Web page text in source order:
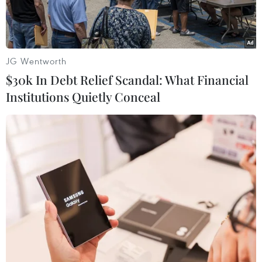
Một phụ nữ bị mắc bệnh béo phì tại Chicago, bang Illinois, Mỹ.
(Ảnh: AFP/TTXVN)_
Một nghiên cứu của nhóm nhà khoa học
JG Wentworth
$30k In Debt Relief Scandal: What Financial
Institutions Quietly Conceal